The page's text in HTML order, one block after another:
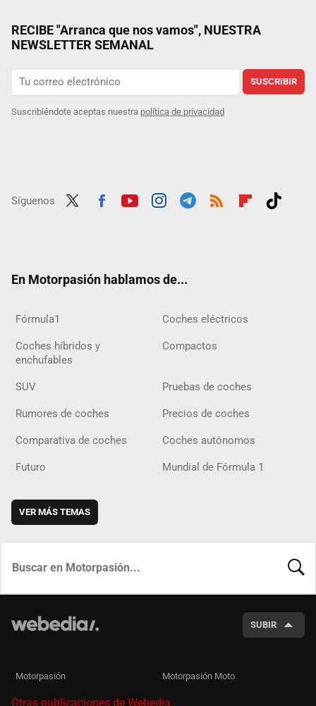
RECIBE "Arranca que nos vamos", NUESTRA
NEWSLETTER SEMANAL
SUSCRIBIR
Suscribiéndote aceptas nuestra política de privacidad
Síguenos
En Motorpasión hablamos de...
Fórmula1 Coches eléctricos
Coches híbridos y
enchufables
Compactos
SUV Pruebas de coches
Rumores de coches Precios de coches
Comparativa de coches Coches autónomos
Futuro Mundial de Fórmula 1
VER MÁS TEMAS
SUBIR
Motorpasión Motorpasión Moto
Otras publicaciones de Webedia